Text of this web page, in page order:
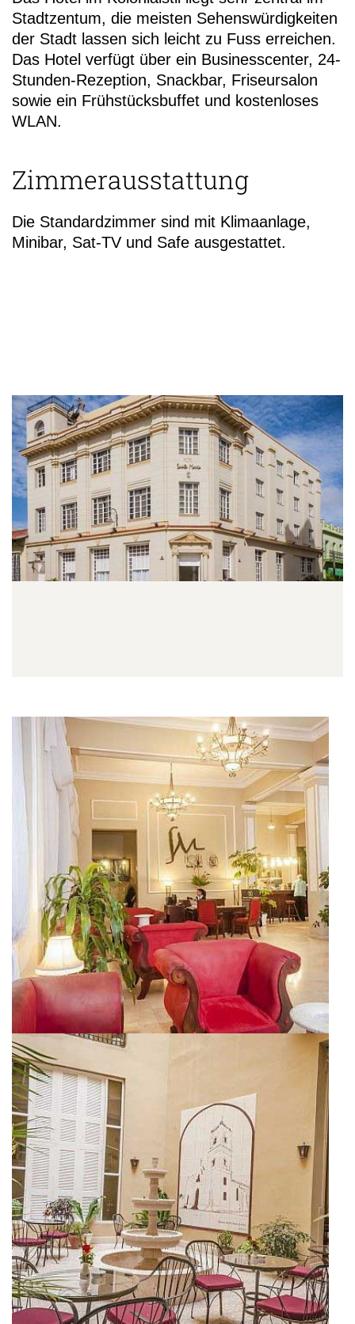
Stadtzentum, die meisten Sehenswürdigkeiten
der Stadt lassen sich leicht zu Fuss erreichen.
Das Hotel verfügt über ein Businesscenter, 24-
Stunden-Rezeption, Snackbar, Friseursalon
sowie ein Frühstücksbuffet und kostenloses
WLAN.
Zimmerausstattung
Die Standardzimmer sind mit Klimaanlage,
Minibar, Sat-TV und Safe ausgestattet.